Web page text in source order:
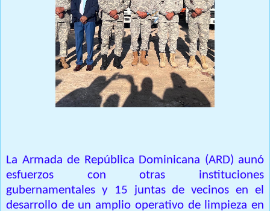
La Armada de República Dominicana (ARD) aunó
esfuerzos con otras instituciones
gubernamentales y 15 juntas de vecinos en el
desarrollo de un amplio operativo de limpieza en